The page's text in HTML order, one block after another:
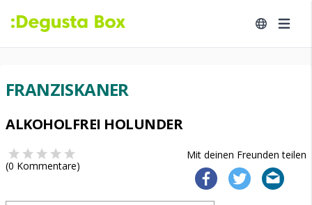
FRANZISKANER
ALKOHOLFREI HOLUNDER
Mit deinen Freunden teilen
(0 Kommentare)